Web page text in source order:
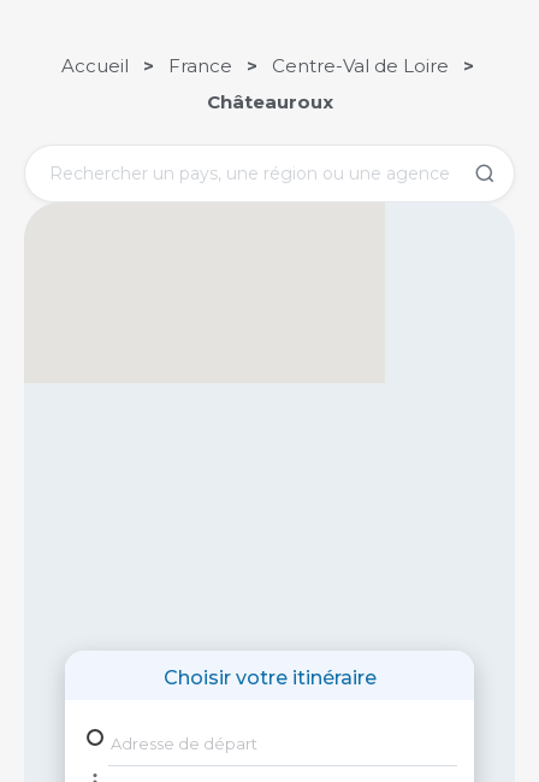
Accueil > France > Centre-Val de Loire >
Châteauroux
Choisir votre itinéraire
Adresse de départ